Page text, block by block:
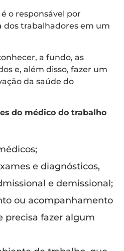
é o responsável por
dos trabalhadores em um
a fundo, as
e, além disso, fazer um
da saúde do
do médico do trabalho
e diagnósticos,
e demissional;
ou acompanhamento
precisa fazer algum